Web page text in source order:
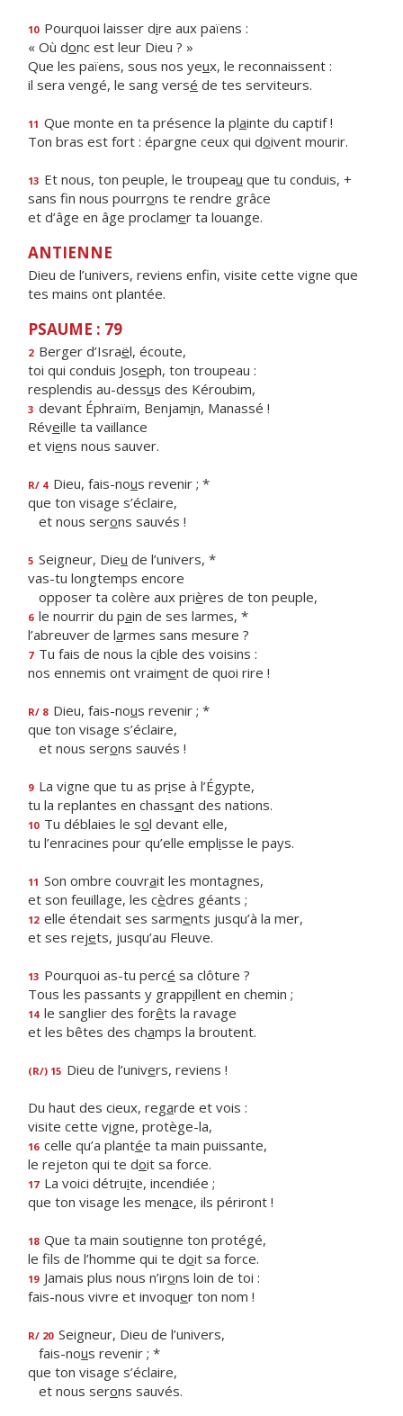
10 Pourquoi laisser dire aux païens :
« Où donc est leur Dieu ? »
Que les païens, sous nos yeux, le reconnaissent :
il sera vengé, le sang versé de tes serviteurs.
11 Que monte en ta présence la plainte du captif !
Ton bras est fort : épargne ceux qui doivent mourir.
13 Et nous, ton peuple, le troupeau que tu conduis, +
sans fin nous pourrons te rendre grâce
et d’âge en âge proclamer ta louange.
ANTIENNE
Dieu de l’univers, reviens enfin, visite cette vigne que
tes mains ont plantée.
PSAUME : 79
2 Berger d’Israël, écoute,
toi qui conduis Joseph, ton troupeau :
resplendis au-dessus des Kéroubim,
3 devant Éphraïm, Benjamin, Manassé !
Réveille ta vaillance
et viens nous sauver.
R/ 4 Dieu, fais-nous revenir ; *
que ton visage s’éclaire,
et nous serons sauvés !
5 Seigneur, Dieu de l’univers, *
vas-tu longtemps encore
opposer ta colère aux prières de ton peuple,
6 le nourrir du pain de ses larmes, *
l’abreuver de larmes sans mesure ?
7 Tu fais de nous la cible des voisins :
nos ennemis ont vraiment de quoi rire !
R/ 8 Dieu, fais-nous revenir ; *
que ton visage s’éclaire,
et nous serons sauvés !
9 La vigne que tu as prise à l’Égypte,
tu la replantes en chassant des nations.
10 Tu déblaies le sol devant elle,
tu l’enracines pour qu’elle emplisse le pays.
11 Son ombre couvrait les montagnes,
et son feuillage, les cèdres géants ;
12 elle étendait ses sarments jusqu’à la mer,
et ses rejets, jusqu’au Fleuve.
13 Pourquoi as-tu percé sa clôture ?
Tous les passants y grappillent en chemin ;
14 le sanglier des forêts la ravage
et les bêtes des champs la broutent.
(R/) 15 Dieu de l’univers, reviens !
Du haut des cieux, regarde et vois :
visite cette vigne, protège-la,
16 celle qu’a plantée ta main puissante,
le rejeton qui te doit sa force.
17 La voici détruite, incendiée ;
que ton visage les menace, ils périront !
18 Que ta main soutienne ton protégé,
le fils de l’homme qui te doit sa force.
19 Jamais plus nous n’irons loin de toi :
fais-nous vivre et invoquer ton nom !
R/ 20 Seigneur, Dieu de l’univers,
fais-nous revenir ; *
que ton visage s’éclaire,
et nous serons sauvés.